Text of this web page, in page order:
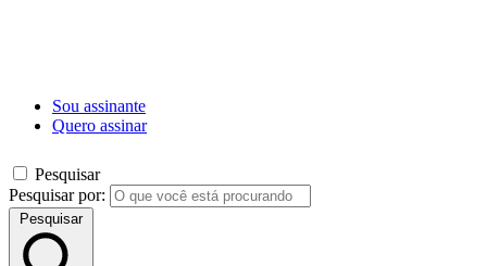
Sou assinante
Quero assinar
Pesquisar
Pesquisar por:
Pesquisar